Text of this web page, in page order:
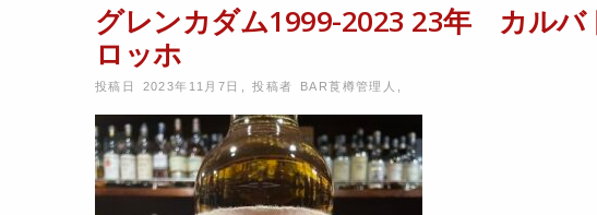
グレンカダム1999-2023 23年 カルバ
ロッホ
投稿日 2023年11月7日 ,投稿者 BAR莨樽管理人